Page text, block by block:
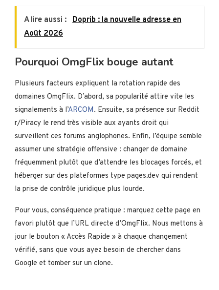
A lire aussi :
Doprib : la nouvelle adresse en
Août 2026
Pourquoi OmgFlix bouge autant
Plusieurs facteurs expliquent la rotation rapide des
domaines OmgFlix. D’abord, sa popularité attire vite les
signalements à l’ARCOM. Ensuite, sa présence sur Reddit
r/Piracy le rend très visible aux ayants droit qui
surveillent ces forums anglophones. Enfin, l’équipe semble
assumer une stratégie offensive : changer de domaine
fréquemment plutôt que d’attendre les blocages forcés, et
héberger sur des plateformes type pages.dev qui rendent
la prise de contrôle juridique plus lourde.
Pour vous, conséquence pratique : marquez cette page en
favori plutôt que l’URL directe d’OmgFlix. Nous mettons à
jour le bouton « Accès Rapide » à chaque changement
vérifié, sans que vous ayez besoin de chercher dans
Google et tomber sur un clone.